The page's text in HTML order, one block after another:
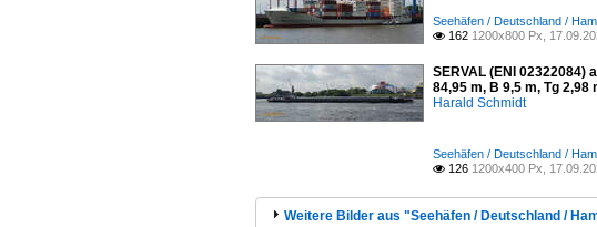
Seehäfen / Deutschland /
 162 1200x800 Px,
SERVAL (ENI 02322084)
84,95 m, B 9,5 m, Tg
Harald Schmidt
Seehäfen / Deutschland /
 126 1200x400 Px,
Weitere Bilder aus "Seehäfen / Deutschland /